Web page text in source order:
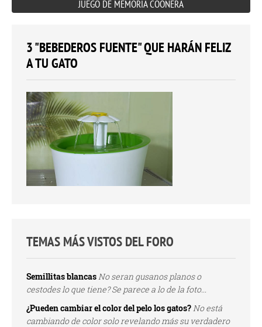
JUEGO DE MEMORIA COONERA
3 "BEBEDEROS FUENTE" QUE HARÁN FELIZ
A TU GATO
TEMAS MÁS VISTOS DEL FORO
Semillitas blancasNo seran gusanos planos o
cestodes lo que tiene? Se parece a lo de la foto...
¿Pueden cambiar el color del pelo los gatos?No está
cambiando de color solo revelando más su verdadero